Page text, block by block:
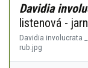
Davidia
listenová -
Davidia involucrata
rub.jpg